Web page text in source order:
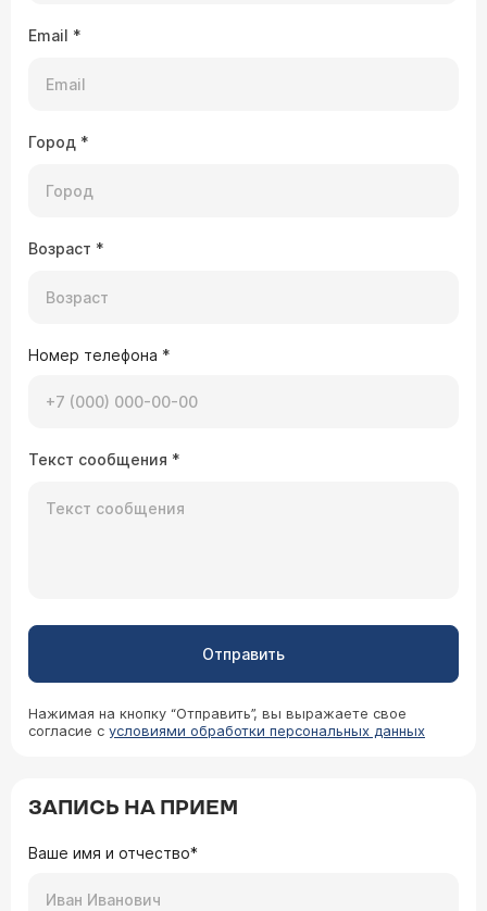
Email *
Город *
Возраст *
Номер телефона *
Текст сообщения *
Отправить
Нажимая на кнопку “Отправить”, вы выражаете свое
согласие с условиями обработки персональных данных
ЗАПИСЬ НА ПРИЕМ
Ваше имя и отчество*